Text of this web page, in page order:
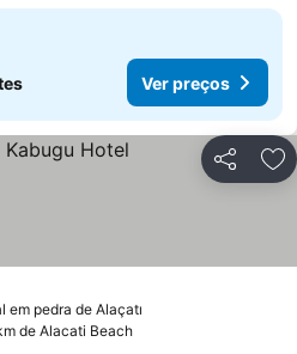
Ver preços
Partilhar
pedra de Alaçatı
preços
de Alacati Beach